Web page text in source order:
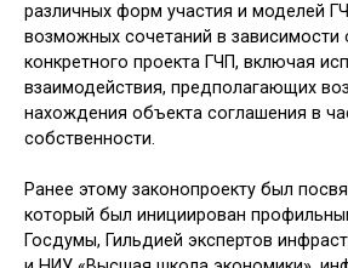
различ­ных форм участия и моделей
возможных сочетаний в зави­симости
конкретного проекта ГЧП, включая
взаимодействия, предполагаю­щих
нахождения объекта соглашения в
собственности.
Ранее этому законопроекту был
который был инициирован
Госдумы, Гильдией экспертов